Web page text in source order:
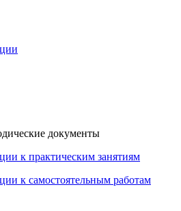
документы
к практическим занятиям
к самостоятельным работам